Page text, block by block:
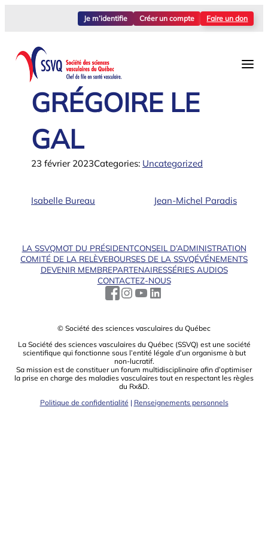
Je m’identifie Créer un compte Faire un don
GRÉGOIRE LE
GAL
23 février 2023Categories: Uncategorized
Isabelle Bureau Jean-Michel Paradis
LA SSVQMOT DU PRÉSIDENTCONSEIL D’ADMINISTRATION
COMITÉ DE LA RELÈVEBOURSES DE LA SSVQÉVÉNEMENTS
DEVENIR MEMBREPARTENAIRESSÉRIES AUDIOS
CONTACTEZ-NOUS
© Société des sciences vasculaires du Québec
La Société des sciences vasculaires du Québec (SSVQ) est une société
scientiﬁque qui fonctionne sous l’entité légale d’un organisme à but
non-lucratif.
Sa mission est de constituer un forum multidisciplinaire aﬁn d’optimiser
la prise en charge des maladies vasculaires tout en respectant les règles
du Rx&D.
Politique de confidentialité | Renseignements personnels